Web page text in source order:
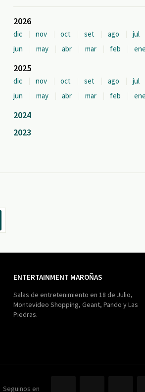
2026
dic nov oct set ago
jul
jun
may abr mar feb ene
2025
dic nov oct set ago
jul
jun
may abr mar feb ene
2024
2023
ENTERTAINMENT MAROÑAS
Salas de entretenimiento en 18 de Julio,
Montevideo Shopping, Geant, Pando y Las
Piedras.
Seguinos en